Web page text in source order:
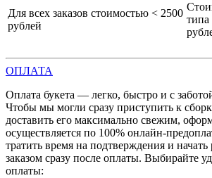
Для всех заказов стоимостью < 2500
рублей
типа
ОПЛАТА
Оплата букета — легко, быстро и с
Чтобы мы могли сразу приступить к
доставить его максимально свежим,
осуществляется по 100% онлайн-
тратить время на подтверждения и
заказом сразу после оплаты. Выбирайте
оплаты: